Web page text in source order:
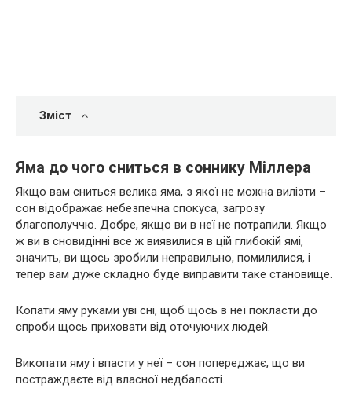
Зміст
Яма до чого сниться в соннику Міллера
Якщо вам сниться велика яма, з якої не можна вилізти –
сон відображає небезпечна спокуса, загрозу
благополуччю. Добре, якщо ви в неї не потрапили. Якщо
ж ви в сновидінні все ж виявилися в цій глибокій ямі,
значить, ви щось зробили неправильно, помилилися, і
тепер вам дуже складно буде виправити таке становище.
Копати яму руками уві сні, щоб щось в неї покласти до
спроби щось приховати від оточуючих людей.
Викопати яму і впасти у неї – сон попереджає, що ви
постраждаєте від власної недбалості.